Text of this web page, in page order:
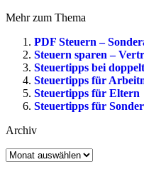
Mehr zum Thema
PDF Steuern –
Steuern sparen –
Steuertipps bei
Steuertipps für
Steuertipps für Eltern
Steuertipps für
Archiv
Archiv